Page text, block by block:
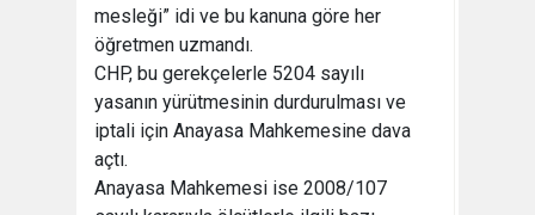
mesleği” idi ve bu kanuna göre her
öğretmen uzmandı.
CHP, bu gerekçelerle 5204 sayılı
yasanın yürütmesinin durdurulması ve
iptali için Anayasa Mahkemesine dava
açtı.
Anayasa Mahkemesi ise 2008/107